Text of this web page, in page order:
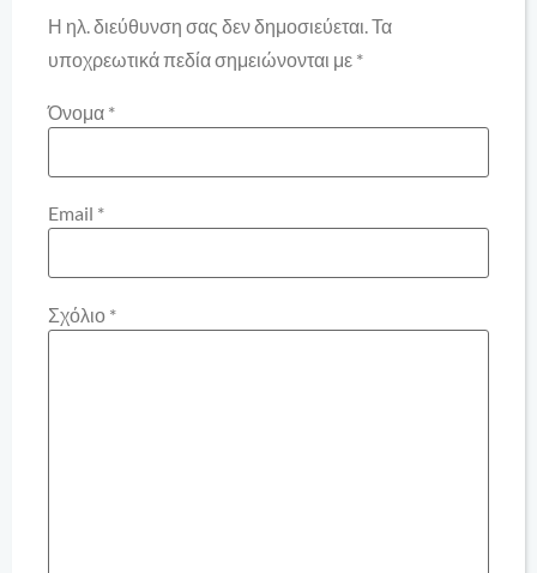
Η ηλ. διεύθυνση σας δεν δημοσιεύεται. Τα
υποχρεωτικά πεδία σημειώνονται με *
Όνομα *
Email *
Σχόλιο *